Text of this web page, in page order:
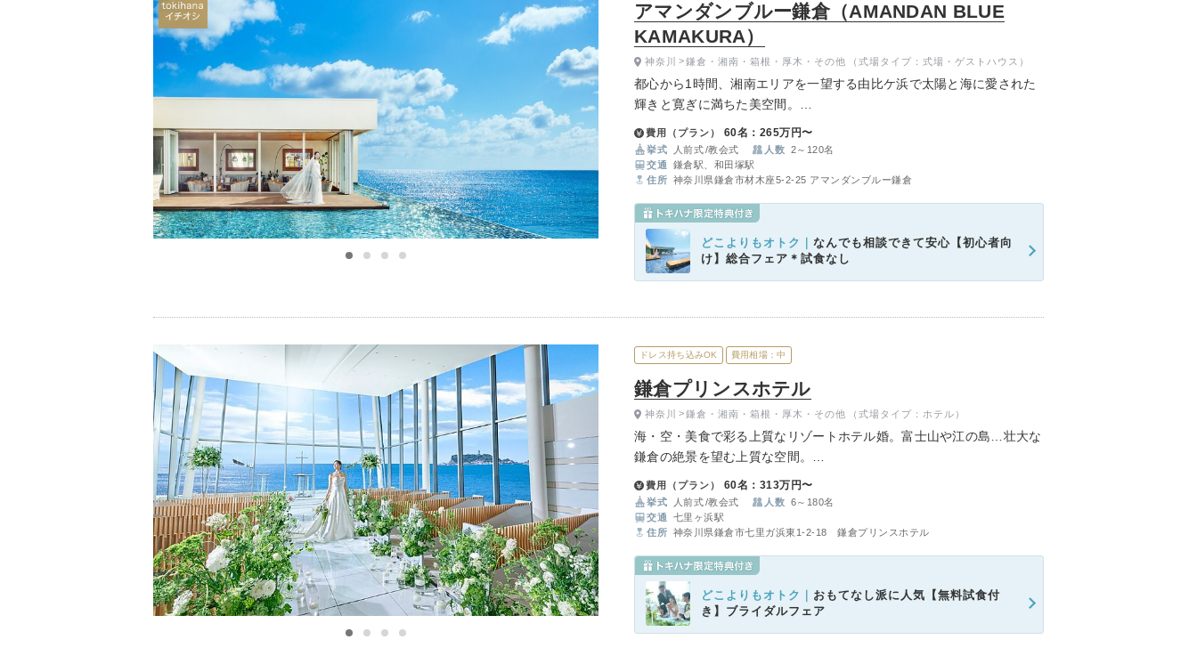
アマンダンブルー鎌倉（AMANDAN BLUE
KAMAKURA）
都心から1時間、湘南エリアを一望する由比ケ浜で太陽と海に愛された
輝きと寛ぎに満ちた美空間。
光・海・空が織りなす唯一無二の美景と緩やかに流れる上質な寛ぎの空
間は、スタイルのあるウエディングが叶います。
神奈川 鎌倉・湘南・箱根・厚木・その他 （式場タイプ：式場・ゲストハウス）
費用（プラン） 60名：265万円〜
挙式 人前式 教会式 人数 2～120名
交通
鎌倉駅、和田塚駅
住所 神奈川県鎌倉市材木座5-2-25 アマンダンブルー鎌倉
どこよりもオトク｜ なんでも相談できて安心【初心者向
け】総合フェア＊試食なし
鎌倉プリンスホテル
ドレス持ち込みOK 費用相場：中
海・空・美食で彩る上質なリゾートホテル婚。富士山や江の島…壮大な
鎌倉の絶景を望む上質な空間。
こだわりの美食と心を込めたホスピタリティでゲストをもてなす特別な
1日を。
神奈川 鎌倉・湘南・箱根・厚木・その他 （式場タイプ：ホテル）
費用（プラン） 60名：313万円〜
挙式 人前式 教会式 人数 6～180名
交通
七里ヶ浜駅
住所 神奈川県鎌倉市七里ガ浜東1-2-18 鎌倉プリンスホテル
どこよりもオトク｜ おもてなし派に人気【無料試食付
き】ブライダルフェア